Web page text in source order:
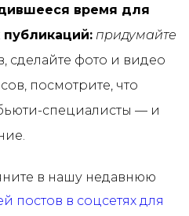
время для
придумайте
сделайте фото и видео
посмотрите, что
специалисты — и
в нашу недавнюю
постов в соцсетях для